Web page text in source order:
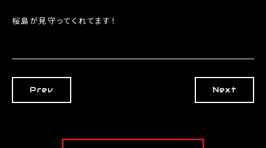
桜島が見守ってくれてます！
Prev Next